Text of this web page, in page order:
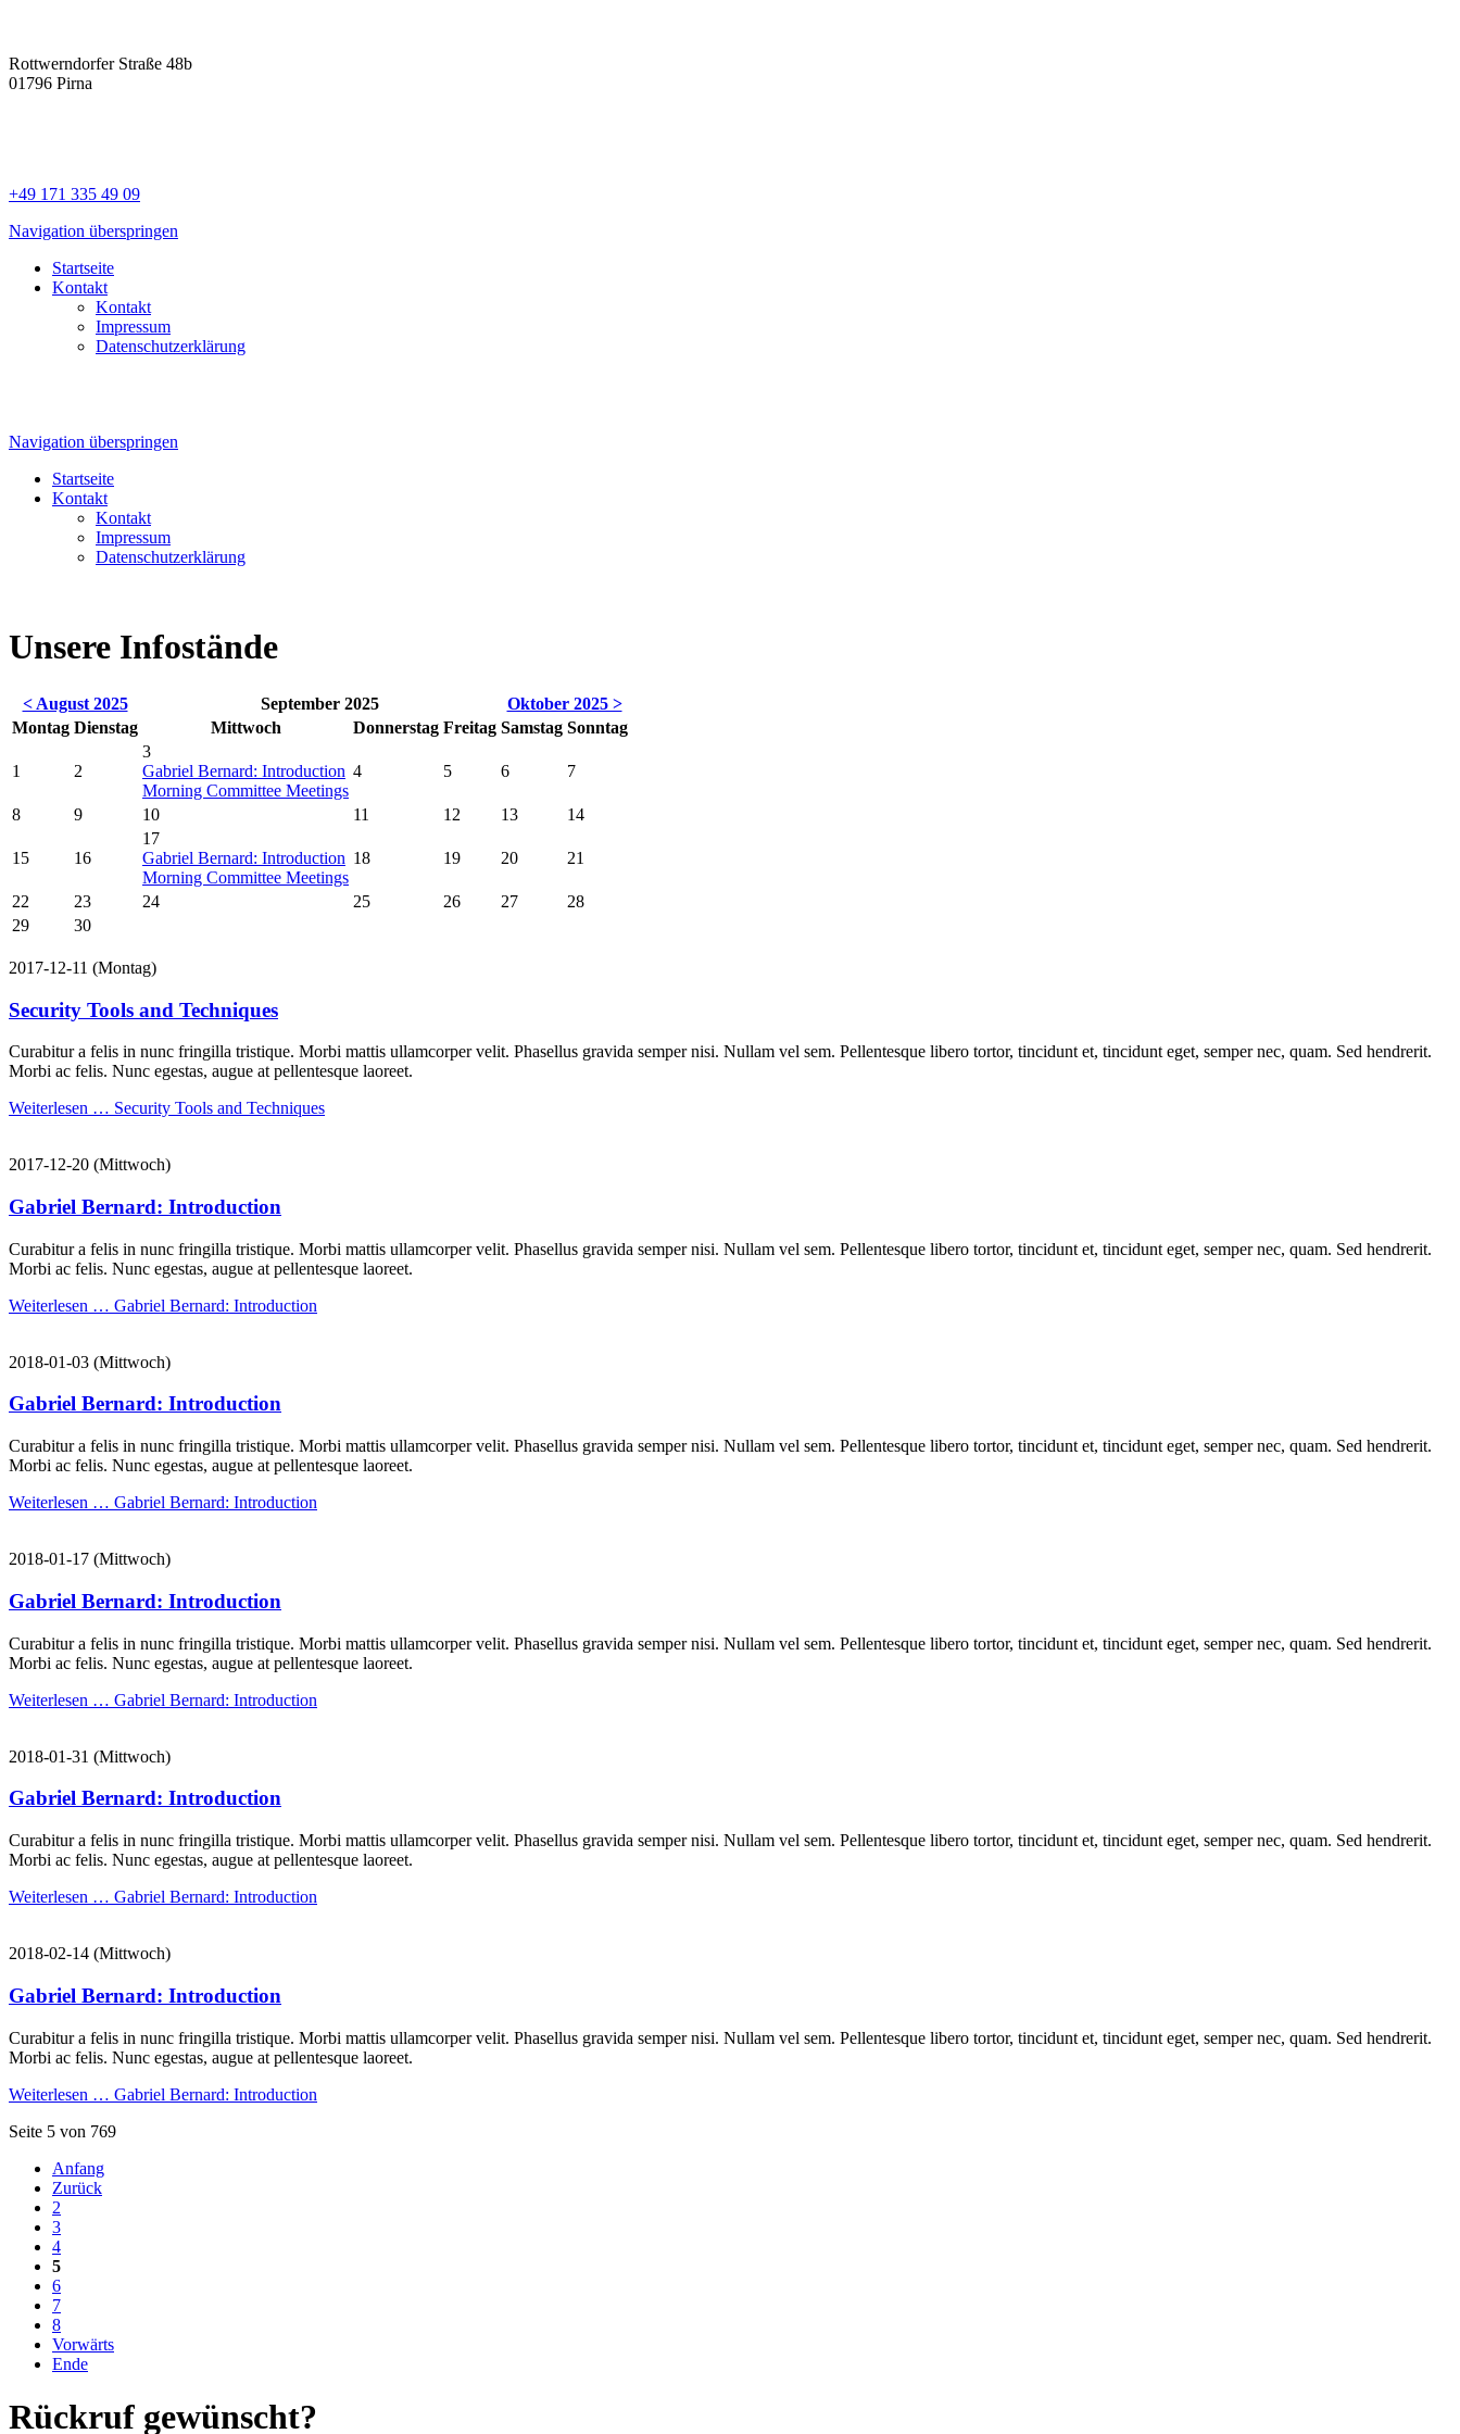
Rottwerndorfer Straße 48b
01796 Pirna
+49 171 335 49 09
Navigation überspringen
Startseite
Kontakt
Kontakt
Impressum
Datenschutzerklärung
Navigation überspringen
Startseite
Kontakt
Kontakt
Impressum
Datenschutzerklärung
Unsere Infostände
< August 2025 September 2025
Oktober 2025 >
Montag Dienstag Mittwoch Donnerstag Freitag Samstag Sonntag
1 2
3
Gabriel Bernard: Introduction
Morning Committee Meetings
4 5 6 7
8 9 10 11 12 13 14
15 16
17
Gabriel Bernard: Introduction
Morning Committee Meetings
18 19 20 21
22 23 24 25 26 27
28
29
30
2017-12-11 (Montag)
Security Tools and Techniques
Curabitur a felis in nunc fringilla tristique. Morbi mattis ullamcorper velit. Phasellus gravida semper nisi. Nullam vel sem. Pellentesque libero tortor, tincidunt et, tincidunt eget, semper nec, quam. Sed hendrerit.
Morbi ac felis. Nunc egestas, augue at pellentesque laoreet.
Weiterlesen … Security Tools and Techniques
2017-12-20 (Mittwoch)
Gabriel Bernard: Introduction
Curabitur a felis in nunc fringilla tristique. Morbi mattis ullamcorper velit. Phasellus gravida semper nisi. Nullam vel sem. Pellentesque libero tortor, tincidunt et, tincidunt eget, semper nec, quam. Sed hendrerit.
Morbi ac felis. Nunc egestas, augue at pellentesque laoreet.
Weiterlesen … Gabriel Bernard: Introduction
2018-01-03 (Mittwoch)
Gabriel Bernard: Introduction
Curabitur a felis in nunc fringilla tristique. Morbi mattis ullamcorper velit. Phasellus gravida semper nisi. Nullam vel sem. Pellentesque libero tortor, tincidunt et, tincidunt eget, semper nec, quam. Sed hendrerit.
Morbi ac felis. Nunc egestas, augue at pellentesque laoreet.
Weiterlesen … Gabriel Bernard: Introduction
2018-01-17 (Mittwoch)
Gabriel Bernard: Introduction
Curabitur a felis in nunc fringilla tristique. Morbi mattis ullamcorper velit. Phasellus gravida semper nisi. Nullam vel sem. Pellentesque libero tortor, tincidunt et, tincidunt eget, semper nec, quam. Sed hendrerit.
Morbi ac felis. Nunc egestas, augue at pellentesque laoreet.
Weiterlesen … Gabriel Bernard: Introduction
2018-01-31 (Mittwoch)
Gabriel Bernard: Introduction
Curabitur a felis in nunc fringilla tristique. Morbi mattis ullamcorper velit. Phasellus gravida semper nisi. Nullam vel sem. Pellentesque libero tortor, tincidunt et, tincidunt eget, semper nec, quam. Sed hendrerit.
Morbi ac felis. Nunc egestas, augue at pellentesque laoreet.
Weiterlesen … Gabriel Bernard: Introduction
2018-02-14 (Mittwoch)
Gabriel Bernard: Introduction
Curabitur a felis in nunc fringilla tristique. Morbi mattis ullamcorper velit. Phasellus gravida semper nisi. Nullam vel sem. Pellentesque libero tortor, tincidunt et, tincidunt eget, semper nec, quam. Sed hendrerit.
Morbi ac felis. Nunc egestas, augue at pellentesque laoreet.
Weiterlesen … Gabriel Bernard: Introduction
Seite 5 von 769
Anfang
Zurück
2
3
4
5
6
7
8
Vorwärts
Ende
Rückruf gewünscht?